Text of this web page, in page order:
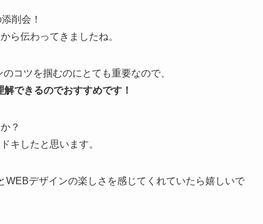
削会！
ら伝わってきましたね。
コツを掴むのにとても重要なので、
できるのでおすすめです！
？
キしたと思います。
WEBデザインの楽しさを感じてくれていたら嬉しいで